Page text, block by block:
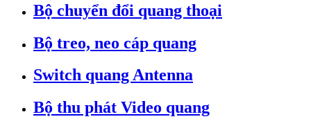
Bộ chuyển đổi quang thoại
Bộ treo, neo cáp quang
Switch quang Antenna
Bộ thu phát Video quang